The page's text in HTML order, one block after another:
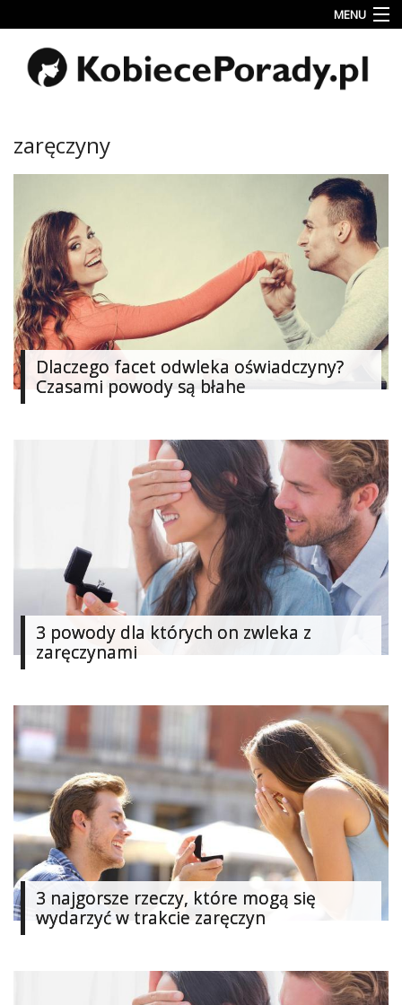
MENU
Uroda
Miłość
Przepisy
kulinarne
Kobiece
Wyznania
Wnętrza
Fitness
Porady
ekspertów
Blogerek
Konkursy
Recenzje
Studniówka
Dodaj
«
Dodaj
Dodaj
Najlepsze
zaręczyny
Dlaczego facet odwleka oświadczyny?
Czasami powody są błahe
3 powody dla których on zwleka z
zaręczynami
3 najgorsze rzeczy, które mogą się
wydarzyć w trakcie zaręczyn